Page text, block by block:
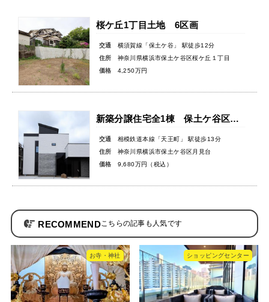
桜ケ丘1丁目土地 6区画
交通
横須賀線「保土ケ谷」 駅徒歩12分
住所
神奈川県横浜市保土ケ谷区桜ケ丘１丁目
価格
4,250万円
新築分譲住宅全1棟 保土ケ谷区月見台
交通
相模鉄道本線「天王町」 駅徒歩13分
住所
神奈川県横浜市保土ケ谷区月見台
価格
9,680万円（税込）
RECOMMEND
お寺・神社 ショッピングセンター